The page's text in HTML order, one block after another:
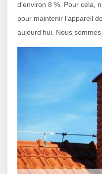
d’environ 8 %. Pour cela,
pour maintenir l’appareil
aujourd’hui. Nous